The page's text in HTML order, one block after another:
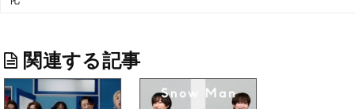
関連する記事